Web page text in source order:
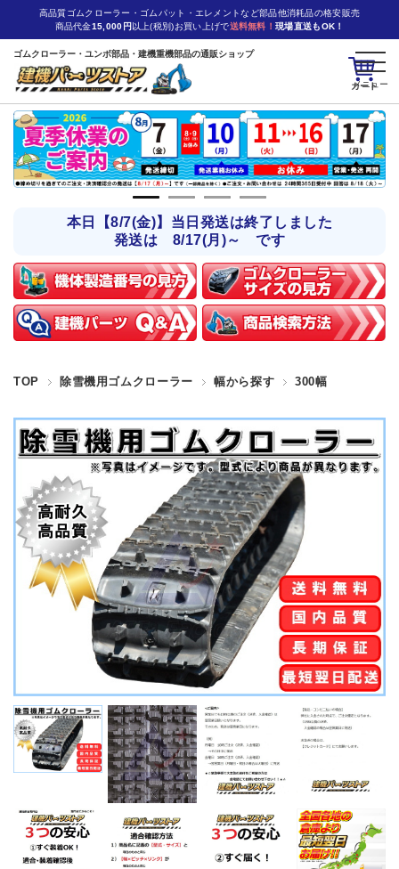
カート
高品質ゴムクローラー・ゴムパット・エレメントなど部品他消耗品の格安販売
商品代金15,000円 以上(税別)お買い上げで送料無料！ 現場直送もOK！
ゴムクローラー・ユンボ部品・建機重機部品の通販ショップ
本日【8/7(金)】当日発送は終了しました
発送は 8/17(月)～ です
TOP 除雪機用ゴムクローラー 幅から探す 300幅